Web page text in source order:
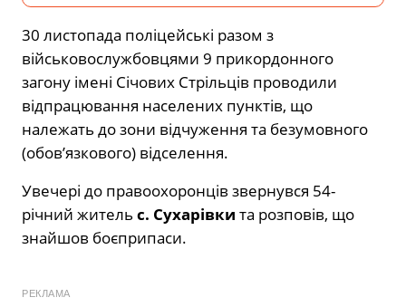
30 листопада поліцейські разом з
військовослужбовцями 9 прикордонного
загону імені Січових Стрільців проводили
відпрацювання населених пунктів, що
належать до зони відчуження та безумовного
(обов’язкового) відселення.
Увечері до правоохоронців звернувся 54-
річний житель с. Сухарівки та розповів, що
знайшов боєприпаси.
РЕКЛАМА